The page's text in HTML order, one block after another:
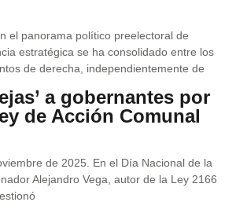
el panorama político preelectoral de
estratégica se ha consolidado entre los
de derecha, independientemente de
a gobernantes por
de Acción Comunal
de 2025. En el Día Nacional de la
Alejandro Vega, autor de la Ley 2166